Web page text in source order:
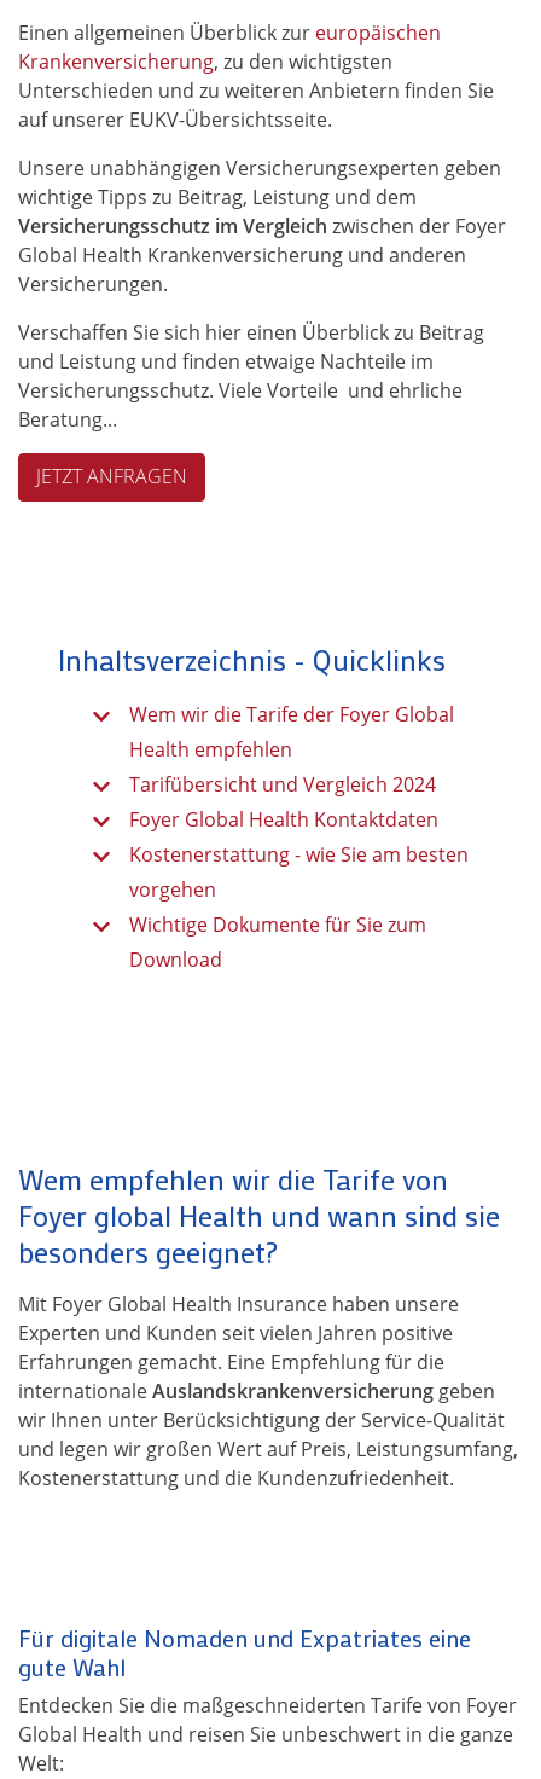
Einen allgemeinen Überblick zur europäischen
Krankenversicherung, zu den wichtigsten
Unterschieden und zu weiteren Anbietern finden Sie
auf unserer EUKV-Übersichtsseite.
Unsere unabhängigen Versicherungsexperten geben
wichtige Tipps zu Beitrag, Leistung und dem
Versicherungsschutz im Vergleich zwischen der Foyer
Global Health Krankenversicherung und anderen
Versicherungen.
Verschaffen Sie sich hier einen Überblick zu Beitrag
und Leistung und finden etwaige Nachteile im
Versicherungsschutz. Viele Vorteile und ehrliche
Beratung...
JETZT ANFRAGEN
Inhaltsverzeichnis - Quicklinks
Wem wir die Tarife der Foyer Global
Health empfehlen
Tarifübersicht und Vergleich 2024
Foyer Global Health Kontaktdaten
Kostenerstattung - wie Sie am besten
vorgehen
Wichtige Dokumente für Sie zum
Download
Wem empfehlen wir die Tarife von
Foyer global Health und wann sind sie
besonders geeignet?
Mit Foyer Global Health Insurance haben unsere
Experten und Kunden seit vielen Jahren positive
Erfahrungen gemacht. Eine Empfehlung für die
internationaleAuslandskrankenversicherung geben
wir Ihnen unter Berücksichtigung der Service-Qualität
und legen wir großen Wert auf Preis, Leistungsumfang,
Kostenerstattung und die Kunden­­zufriedenheit.
Für digitale Nomaden und Expatriates eine
gute Wahl
Entdecken Sie die maßgeschneiderten Tarife von Foyer
Global Health und reisen Sie unbeschwert in die ganze
Welt: